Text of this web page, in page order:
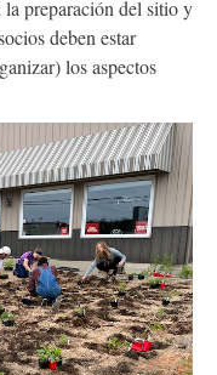
la preparación del sitio y
deben estar
los aspectos